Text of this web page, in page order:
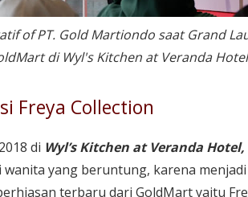
of PT. Gold Martiondo saat Grand
di Wyl's Kitchen at Veranda
Freya Collection
di Wyl’s Kitchen at Veranda
wanita yang beruntung, karena
terbaru dari GoldMart yaitu